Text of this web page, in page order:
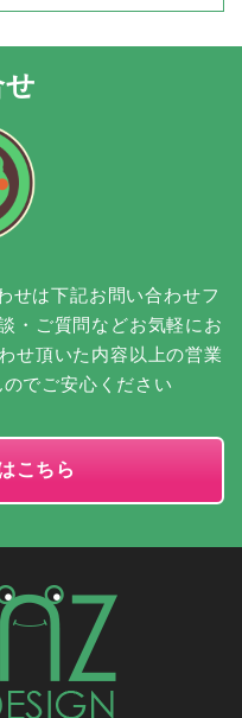
せは下記お問い合わせフ
・ご質問などお気軽にお
せ頂いた内容以上の営業
でご安心ください
こちら